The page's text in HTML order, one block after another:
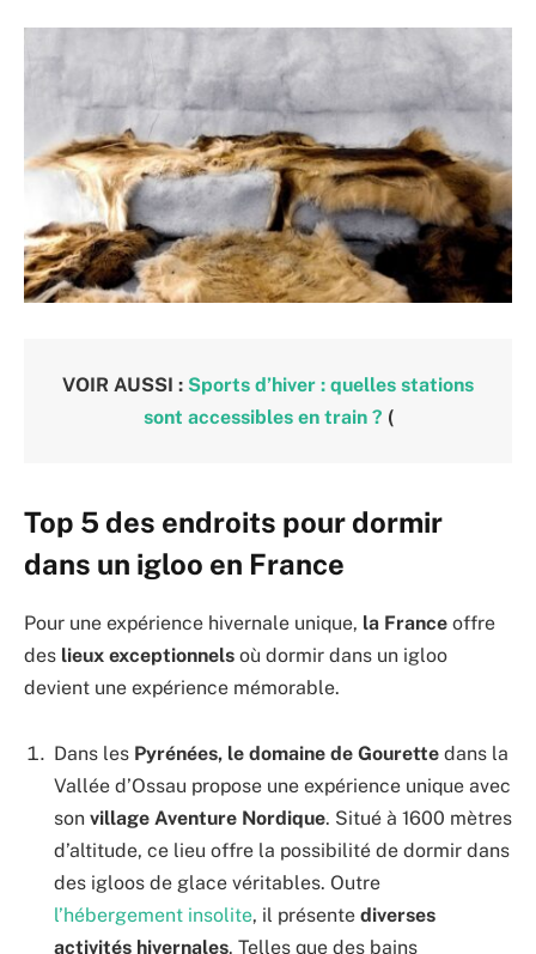
VOIR AUSSI : Sports d’hiver : quelles stations
sont accessibles en train ? (
Top 5 des endroits pour dormir
dans un igloo en France
Pour une expérience hivernale unique, la France offre
des lieux exceptionnels où dormir dans un igloo
devient une expérience mémorable.
Dans les Pyrénées, le domaine de Gourette dans la
Vallée d’Ossau propose une expérience unique avec
son village Aventure Nordique. Situé à 1600 mètres
d’altitude, ce lieu offre la possibilité de dormir dans
des igloos de glace véritables. Outre
l’hébergement insolite, il présente diverses
activités hivernales. Telles que des bains